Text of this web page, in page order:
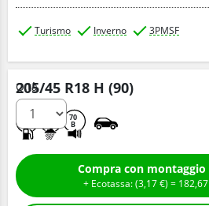
Turismo Inverno 3PMSF
205/45 R18 H (90)
70
B
Q.tà
+ Ecotassa: (3,17€ ) = 182,67